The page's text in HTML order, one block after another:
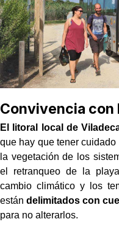
Convivencia con
El litoral local de
que hay que tener
la vegetación de los
el retranqueo de la
cambio climático y los
estándelimitados con
para no alterarlos.